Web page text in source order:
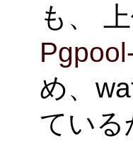
も、
め、
ている